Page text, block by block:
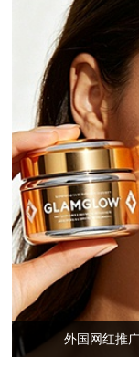
外国网红推